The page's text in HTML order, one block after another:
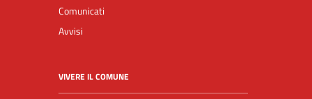
Comunicati
Avvisi
VIVERE IL COMUNE